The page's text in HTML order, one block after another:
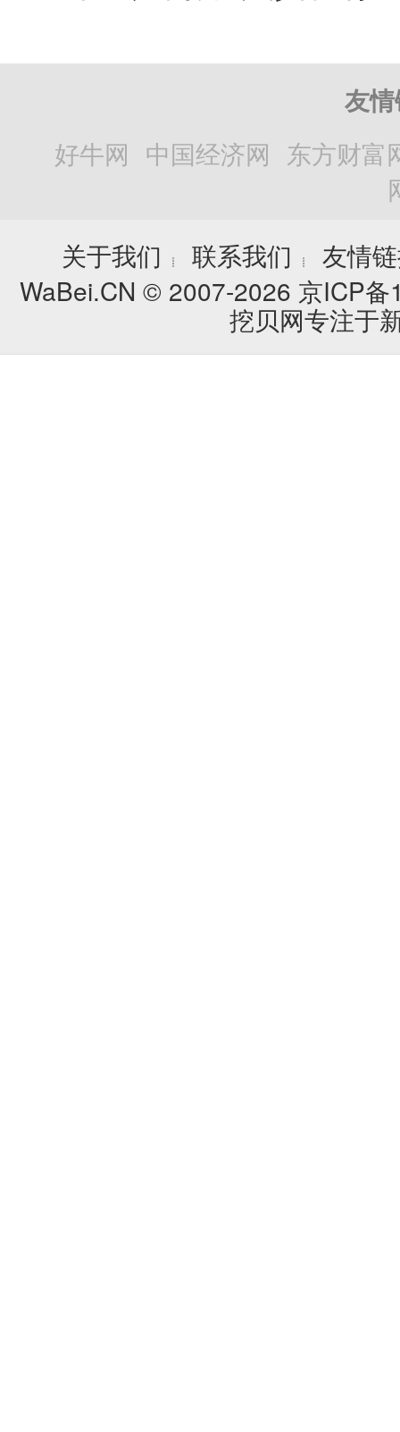
友
好牛网 中国经济网 东方财富
关于我们
┊ 联系我们 ┊
友情
WaBei.CN © 2007-2026 京ICP
挖贝网专注于